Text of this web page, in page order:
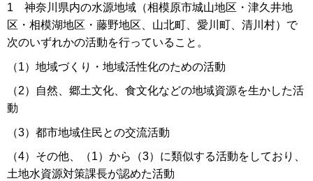
1 神奈川県内の水源地域（相模原市城山地区・津久井地
区・相模湖地区・藤野地区、山北町、愛川町、清川村）で
次のいずれかの活動を行っていること。
（1）地域づくり・地域活性化のための活動
（2）自然、郷土文化、食文化などの地域資源を生かした活
動
（3）都市地域住民との交流活動
（4）その他、（1）から（3）に類似する活動をしており、
土地水資源対策課長が認めた活動